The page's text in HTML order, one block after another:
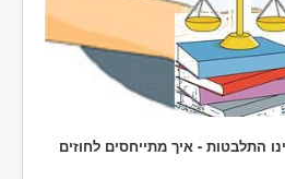
התלבטות - איך מתייחסים לחוזים